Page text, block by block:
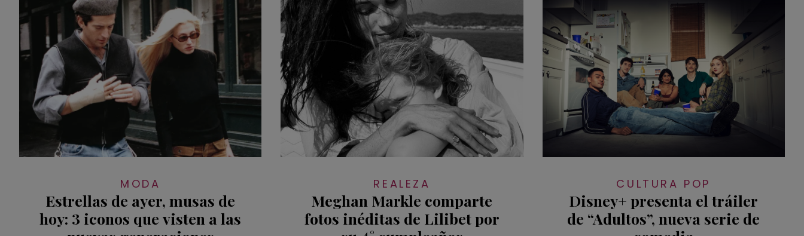
MODA
Estrellas de ayer, musas de
hoy: 3 iconos que visten a las
REALEZA
Meghan Markle comparte
fotos inéditas de Lilibet por
CULTURA POP
Disney+ presenta el tráiler
de “Adultos”, nueva serie de